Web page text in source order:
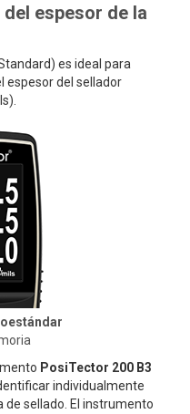
espesor de la
es ideal para
espesor del sellador
PosiTector 200 B3
individualmente
de sellado. El instrumento